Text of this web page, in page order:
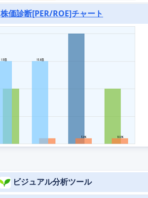
株価診断[PER/ROE]チャート
ビジュアル分析ツール